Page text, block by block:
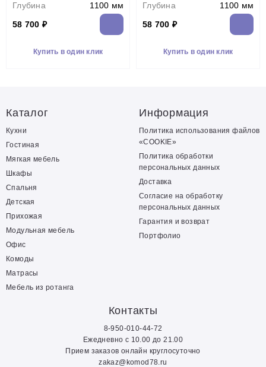
Глубина
1100 мм
58 700 ₽
Купить в один клик
Глубина
1100 мм
58 700 ₽
Купить в один клик
Каталог
Кухни
Гостиная
Мягкая мебель
Шкафы
Спальня
Детская
Прихожая
Модульная мебель
Офис
Комоды
Матрасы
Мебель из ротанга
Информация
Политика использования файлов
«COOKIE»
Политика обработки
персональных данных
Доставка
Согласие на обработку
персональных данных
Гарантия и возврат
Портфолио
Контакты
8-950-010-44-72
Ежедневно с 10.00 до 21.00
Прием заказов онлайн круглосуточно
zakaz@komod78.ru